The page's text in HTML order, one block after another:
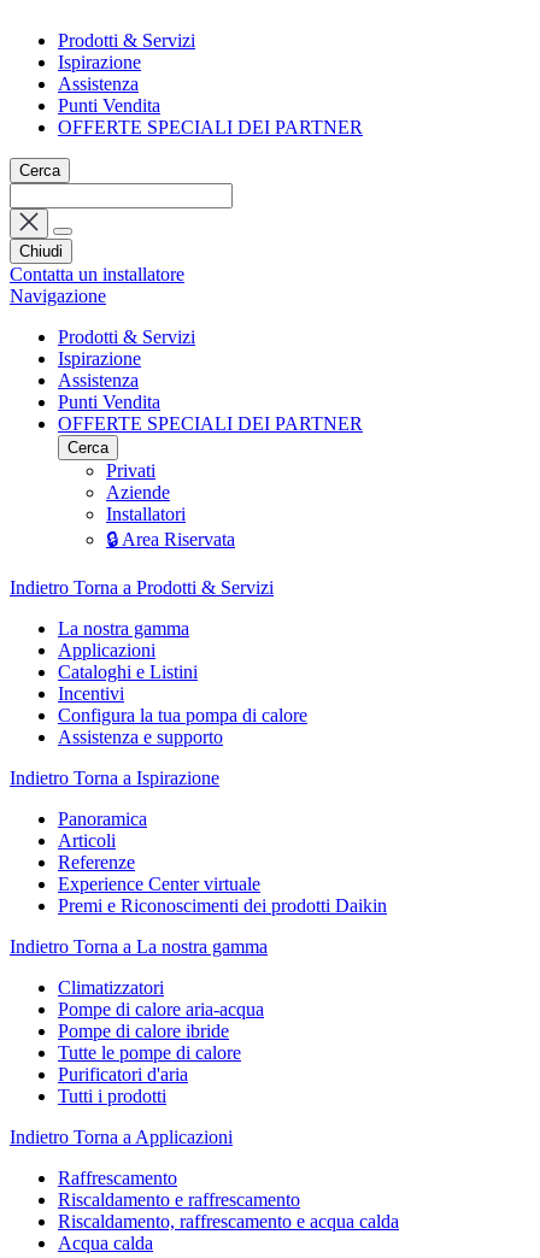
Prodotti & Servizi
Ispirazione
Assistenza
Punti Vendita
OFFERTE SPECIALI DEI PARTNER
Cerca
Chiudi
Contatta un installatore
Navigazione
Prodotti & Servizi
Ispirazione
Assistenza
Punti Vendita
OFFERTE SPECIALI DEI PARTNER
Cerca
Privati
Aziende
Installatori
🔒 Area Riservata
Indietro Torna a Prodotti & Servizi
La nostra gamma
Applicazioni
Cataloghi e Listini
Incentivi
Configura la tua pompa di calore
Assistenza e supporto
Indietro Torna a Ispirazione
Panoramica
Articoli
Referenze
Experience Center virtuale
Premi e Riconoscimenti dei prodotti Daikin
Indietro Torna a La nostra gamma
Climatizzatori
Pompe di calore aria-acqua
Pompe di calore ibride
Tutte le pompe di calore
Purificatori d'aria
Tutti i prodotti
Indietro Torna a Applicazioni
Raffrescamento
Riscaldamento e raffrescamento
Riscaldamento, raffrescamento e acqua calda
Acqua calda